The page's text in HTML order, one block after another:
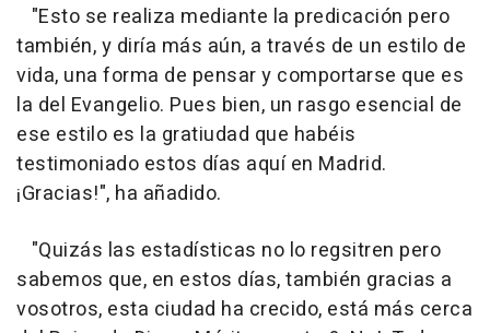
"Esto se realiza mediante la predicación pero
también, y diría más aún, a través de un estilo de
vida, una forma de pensar y comportarse que es
la del Evangelio. Pues bien, un rasgo esencial de
ese estilo es la gratiudad que habéis
testimoniado estos días aquí en Madrid.
¡Gracias!", ha añadido.
"Quizás las estadísticas no lo regsitren pero
sabemos que, en estos días, también gracias a
vosotros, esta ciudad ha crecido, está más cerca